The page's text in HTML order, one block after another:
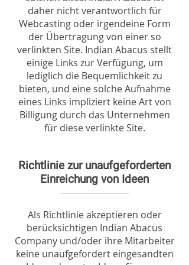
daher nicht verantwortlich für
Webcasting oder irgendeine Form
der Übertragung von einer so
verlinkten Site. Indian Abacus stellt
einige Links zur Verfügung, um
lediglich die Bequemlichkeit zu
bieten, und eine solche Aufnahme
eines Links impliziert keine Art von
Billigung durch das Unternehmen
für diese verlinkte Site.
Richtlinie zur unaufgeforderten
Einreichung von Ideen
Als Richtlinie akzeptieren oder
berücksichtigen Indian Abacus
Company und/oder ihre Mitarbeiter
keine unaufgefordert eingesandten